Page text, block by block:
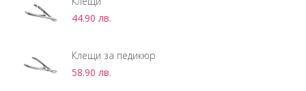
44.90 лв.
Клещи за педикюр
58.90 лв.